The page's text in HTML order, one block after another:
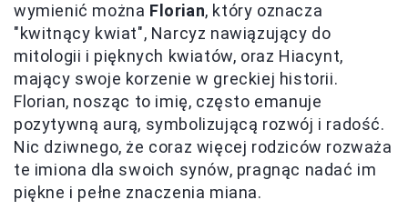
wymienić można Florian, który oznacza
"kwitnący kwiat", Narcyz nawiązujący do
mitologii i pięknych kwiatów, oraz Hiacynt,
mający swoje korzenie w greckiej historii.
Florian, nosząc to imię, często emanuje
pozytywną aurą, symbolizującą rozwój i radość.
Nic dziwnego, że coraz więcej rodziców rozważa
te imiona dla swoich synów, pragnąc nadać im
piękne i pełne znaczenia miana.